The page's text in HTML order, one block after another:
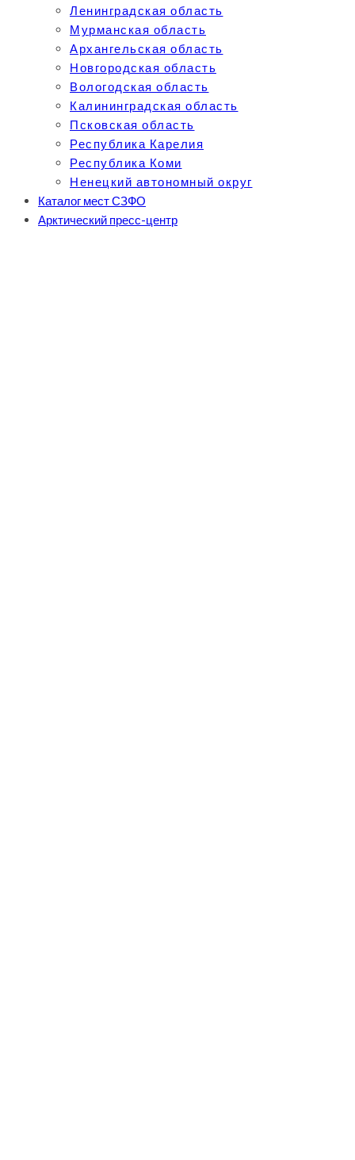
Ленинградская область
Мурманская область
Архангельская область
Новгородская область
Вологодская область
Калининградская область
Псковская область
Республика Карелия
Республика Коми
Ненецкий автономный округ
Каталог мест СЗФО
Арктический пресс-центр